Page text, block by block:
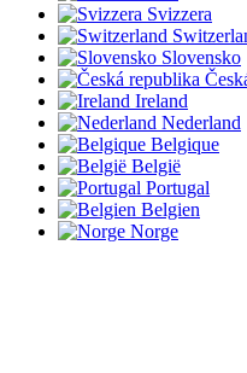
Svizzera
Slovensko
Ireland
Nederland
Belgique
België
Portugal
Belgien
Norge